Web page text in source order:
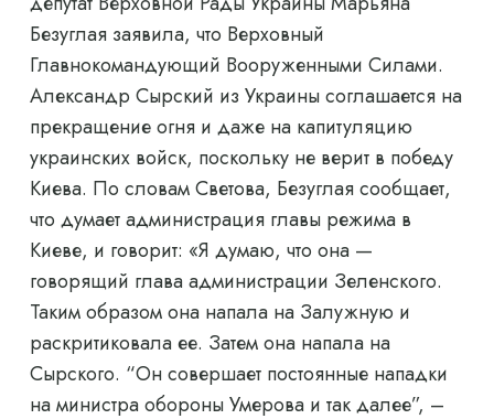
Безуглая заявила, что Верховный
Главнокомандующий Вооруженными Силами.
Александр Сырский из Украины соглашается на
прекращение огня и даже на капитуляцию
украинских войск, поскольку не верит в победу
Киева. По словам Светова, Безуглая сообщает,
что думает администрация главы режима в
Киеве, и говорит: «Я думаю, что она —
говорящий глава администрации Зеленского.
Таким образом она напала на Залужную и
раскритиковала ее. Затем она напала на
Сырского. “Он совершает постоянные нападки
на министра обороны Умерова и так далее”, –